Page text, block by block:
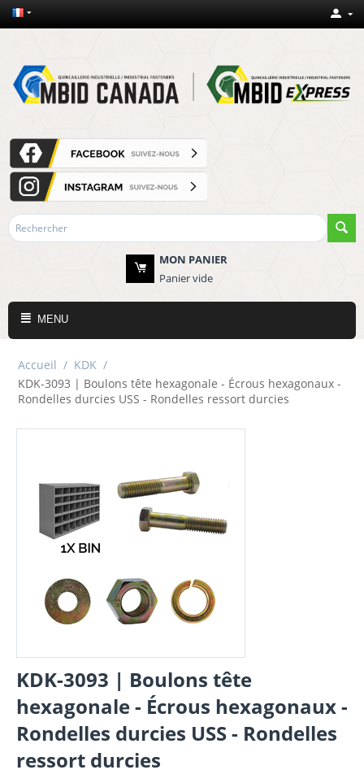
MON PANIER
Panier vide
MENU
Accueil / KDK /
KDK-3093 | Boulons tête hexagonale - Écrous hexagonaux -
Rondelles durcies USS - Rondelles ressort durcies
KDK-3093 | Boulons tête
hexagonale - Écrous hexagonaux -
Rondelles durcies USS - Rondelles
ressort durcies